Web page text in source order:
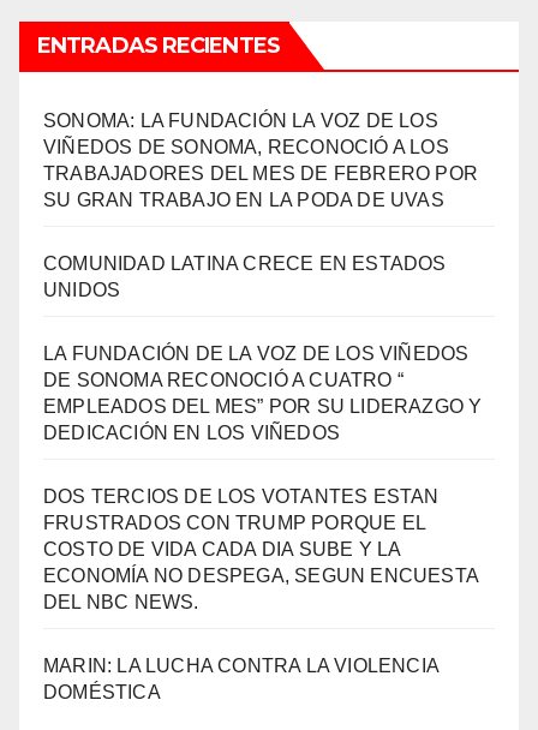
ENTRADAS RECIENTES
SONOMA: LA FUNDACIÓN LA VOZ DE LOS
VIÑEDOS DE SONOMA, RECONOCIÓ A LOS
TRABAJADORES DEL MES DE FEBRERO POR
SU GRAN TRABAJO EN LA PODA DE UVAS
COMUNIDAD LATINA CRECE EN ESTADOS
UNIDOS
LA FUNDACIÓN DE LA VOZ DE LOS VIÑEDOS
DE SONOMA RECONOCIÓ A CUATRO “
EMPLEADOS DEL MES” POR SU LIDERAZGO Y
DEDICACIÓN EN LOS VIÑEDOS
DOS TERCIOS DE LOS VOTANTES ESTAN
FRUSTRADOS CON TRUMP PORQUE EL
COSTO DE VIDA CADA DIA SUBE Y LA
ECONOMÍA NO DESPEGA, SEGUN ENCUESTA
DEL NBC NEWS.
MARIN: LA LUCHA CONTRA LA VIOLENCIA
DOMÉSTICA